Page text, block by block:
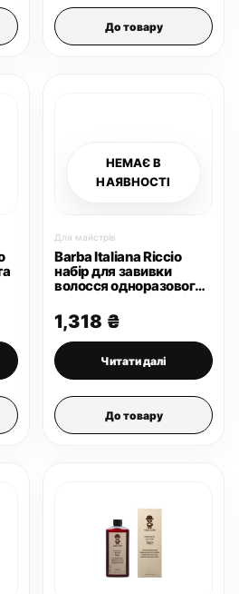
До товару
НЕМАЄ В
НАЯВНОСТІ
Для майстрів
Barba Italiana Riccio
набір для завивки
волосся одноразового
1,318 ₴
Читати далі
До товару